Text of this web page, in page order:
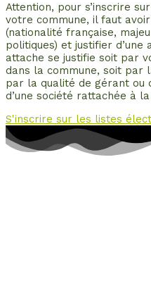
Attention, pour s’inscrire
votre commune, il faut
(nationalité française,
politiques) et justifier d’une
attache se justifie soit par
dans la commune, soit par
par la qualité de gérant ou
d’une société rattachée à
S'inscrire sur les listes